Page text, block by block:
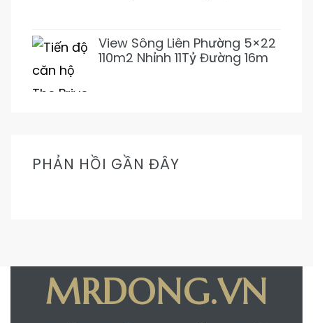
View Sông Liên Phường 5×22
110m2 Nhỉnh 11Tỷ Đường 16m
PHẢN HỒI GẦN ĐÂY
MRDONG.VN